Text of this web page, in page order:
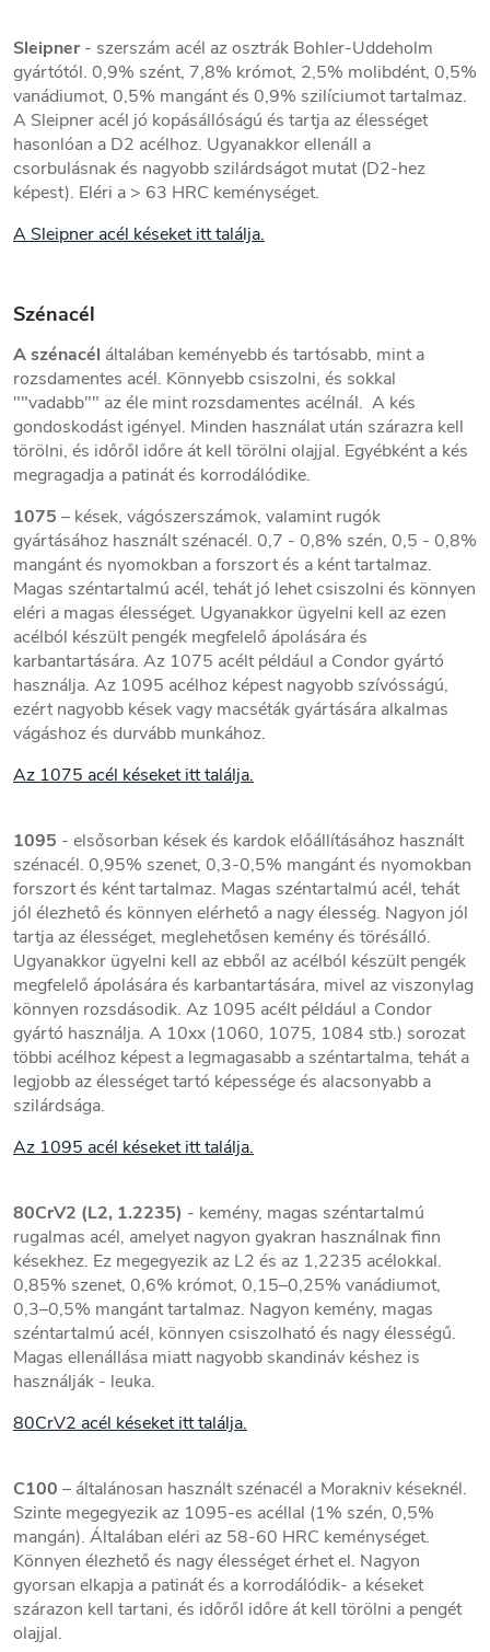
Sleipner - szerszám acél az osztrák Bohler-Uddeholm
gyártótól. 0,9% szént, 7,8% krómot, 2,5% molibdént, 0,5%
vanádiumot, 0,5% mangánt és 0,9% szilíciumot tartalmaz.
A Sleipner acél jó kopásállóságú és tartja az élességet
hasonlóan a D2 acélhoz. Ugyanakkor ellenáll a
csorbulásnak és nagyobb szilárdságot mutat (D2-hez
képest). Eléri a > 63 HRC keménységet.
A Sleipner acél késeket itt találja.
Szénacél
A szénacél általában keményebb és tartósabb, mint a
rozsdamentes acél. Könnyebb csiszolni, és sokkal
""vadabb"" az éle mint rozsdamentes acélnál. A kés
gondoskodást igényel. Minden használat után szárazra kell
törölni, és időről időre át kell törölni olajjal. Egyébként a kés
megragadja a patinát és korrodálódike.
1075 – kések, vágószerszámok, valamint rugók
gyártásához használt szénacél. 0,7 - 0,8% szén, 0,5 - 0,8%
mangánt és nyomokban a forszort és a ként tartalmaz.
Magas széntartalmú acél, tehát jó lehet csiszolni és könnyen
eléri a magas élességet. Ugyanakkor ügyelni kell az ezen
acélból készült pengék megfelelő ápolására és
karbantartására. Az 1075 acélt például a Condor gyártó
használja. Az 1095 acélhoz képest nagyobb szívósságú,
ezért nagyobb kések vagy macséták gyártására alkalmas
vágáshoz és durvább munkához.
Az 1075 acél késeket itt találja.
1095 - elsősorban kések és kardok előállításához használt
szénacél. 0,95% szenet, 0,3-0,5% mangánt és nyomokban
forszort és ként tartalmaz. Magas széntartalmú acél, tehát
jól élezhető és könnyen elérhető a nagy élesség. Nagyon jól
tartja az élességet, meglehetősen kemény és törésálló.
Ugyanakkor ügyelni kell az ebből az acélból készült pengék
megfelelő ápolására és karbantartására, mivel az viszonylag
könnyen rozsdásodik. Az 1095 acélt például a Condor
gyártó használja. A 10xx (1060, 1075, 1084 stb.) sorozat
többi acélhoz képest a legmagasabb a széntartalma, tehát a
legjobb az élességet tartó képessége és alacsonyabb a
szilárdsága.
Az 1095 acél késeket itt találja.
80CrV2 (L2, 1.2235) - kemény, magas széntartalmú
rugalmas acél, amelyet nagyon gyakran használnak finn
késekhez. Ez megegyezik az L2 és az 1,2235 acélokkal.
0,85% szenet, 0,6% krómot, 0,15–0,25% vanádiumot,
0,3–0,5% mangánt tartalmaz. Nagyon kemény, magas
széntartalmú acél, könnyen csiszolható és nagy élességű.
Magas ellenállása miatt nagyobb skandináv késhez is
használják - leuka.
80CrV2 acél késeket itt találja.
C100 – általánosan használt szénacél a Morakniv késeknél.
Szinte megegyezik az 1095-es acéllal (1% szén, 0,5%
mangán). Általában eléri az 58-60 HRC keménységet.
Könnyen élezhető és nagy élességet érhet el. Nagyon
gyorsan elkapja a patinát és a korrodálódik- a késeket
szárazon kell tartani, és időről időre át kell törölni a pengét
olajjal.